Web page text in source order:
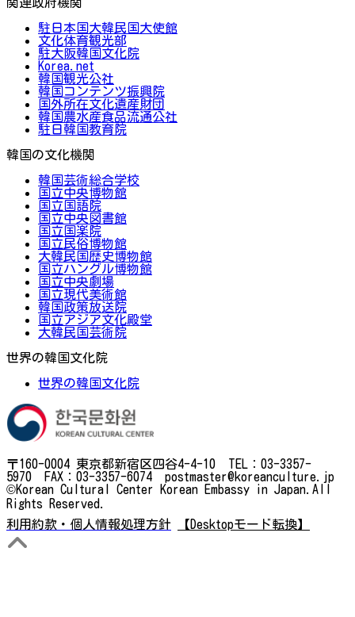
駐日本国大韓民国大使館
文化体育観光部
駐大阪韓国文化院
Korea.net
韓国観光公社
韓国コンテンツ振興院
国外所在文化遺産財団
韓国農水産食品流通公社
駐日韓国教育院
韓国の文化機関
韓国芸術総合学校
国立中央博物館
国立国語院
国立中央図書館
国立国楽院
国立民俗博物館
大韓民国歴史博物館
国立ハングル博物館
国立中央劇場
国立現代美術館
韓国政策放送院
国立アジア文化殿堂
大韓民国芸術院
世界の韓国文化院
世界の韓国文化院
〒160-0004 東京都新宿区四谷4-4-10 TEL：03-3357-
5970 FAX：03-3357-6074 postmaster@koreanculture.jp
©Korean Cultural Center Korean Embassy in Japan.All
Rights Reserved.
利用約款・個人情報処理方針
【Desktopモード転換】